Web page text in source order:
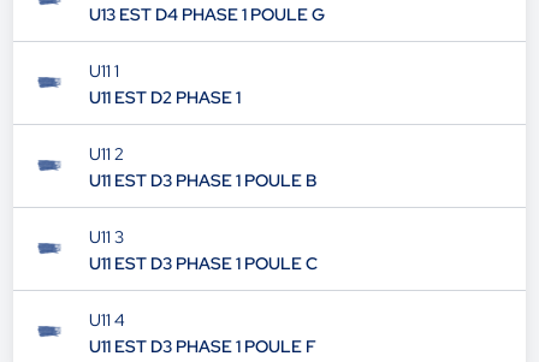
U13 EST D4 PHASE 1 POULE G
U11 1
U11 EST D2 PHASE 1
U11 2
U11 EST D3 PHASE 1 POULE B
U11 3
U11 EST D3 PHASE 1 POULE C
U11 4
U11 EST D3 PHASE 1 POULE F